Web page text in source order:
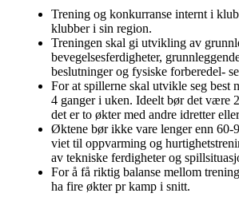
Trening og konkurranse internt i
klubber i sin region.
Treningen skal gi utvikling av
bevegelsesferdigheter,
beslutninger og fysiske forberedel-
For at spillerne skal utvikle seg best
4 ganger i uken. Ideelt bør det være
det er to økter med andre idretter
Øktene bør ikke vare lenger enn 60-
viet til oppvarming og
av tekniske ferdigheter og
For å få riktig balanse mellom
ha fire økter pr kamp i snitt.